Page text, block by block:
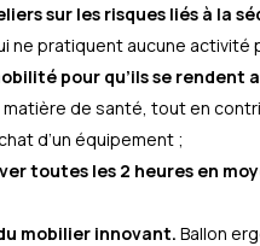
sur les risques liés à la
ne pratiquent aucune activité
pour qu’ils se rendent
matière de santé, tout en
d’un équipement ;
toutes les 2 heures en
mobilier innovant. Ballon